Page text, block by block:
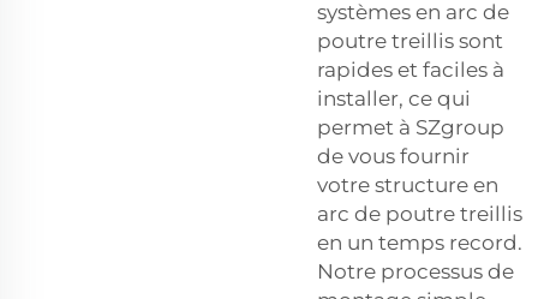
systèmes en arc de
poutre treillis sont
rapides et faciles à
installer, ce qui
permet à SZgroup
de vous fournir
votre structure en
arc de poutre treillis
en un temps record.
Notre processus de